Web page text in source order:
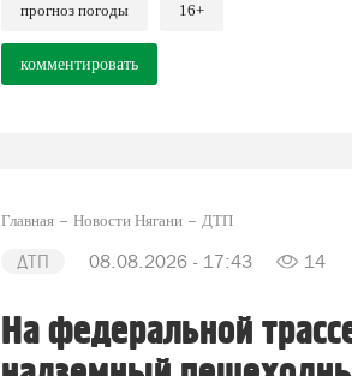
прогноз погоды 16+
комментировать
Главная Новости Нягани ДТП
ДТП 08.08.2026 - 17:43 14
На федеральной